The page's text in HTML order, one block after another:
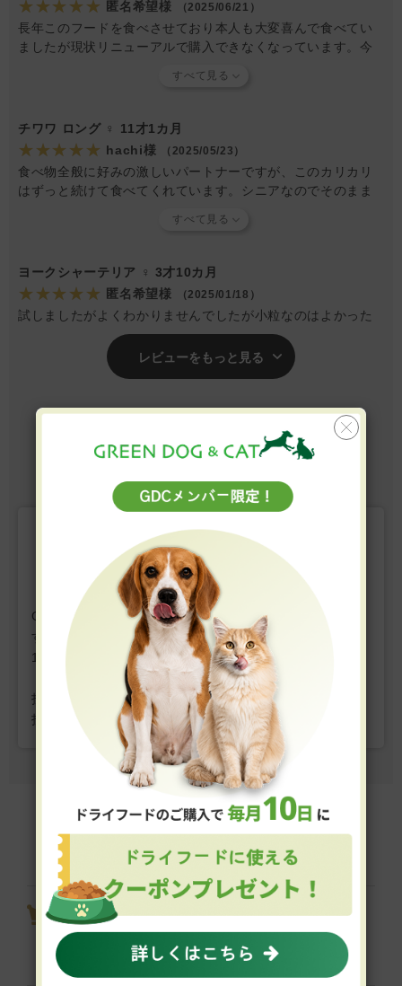
★★★★★ 匿名希望様 （2025/06/21）
長年このフードを食べさせており本人も大変喜んで食べてい
ましたが現状リニューアルで購入できなくなっています。今
で早めに再販を切望します！
チワワ ロング ♀ 11才1カ月
★★★★★ hachi様 （2025/05/23）
食べ物全般に好みの激しいパートナーですが、このカリカリ
はずっと続けて食べてくれています。シニアなのでそのまま
ライのムネ肉レバーミックス猫用」4〜5個を大さじ1のぬるま
一緒に回しかけて出しています。このフードは水分を含んで
もすぐにべちゃっとしてしまうことがないので、食べるスピ
ードがそんなに早くはないわが家のパートナーでも、カリカ
リとフニャフニャの間の丁度いい食感を楽しんで食べてくれ
ているように思います。
ヨークシャーテリア ♀ 3才10カ月
★★★★★ 匿名希望様 （2025/01/18）
試しましたがよくわかりませんでしたが小粒なのはよかった
レビューをもっと見る
1-6 / 全107件
1 2 3 4 5 次へ
レビューを書く
GREEN DOG & CATではお客様の声を募集しておりま
す。
1件の投稿につき、GDCポイントを10ポイントプレゼン
投稿にはお客様登録が必要です。ぜひマイページからご
投稿ください。
フードの高評価商品ランキング
個セット（旧ヘルマン）